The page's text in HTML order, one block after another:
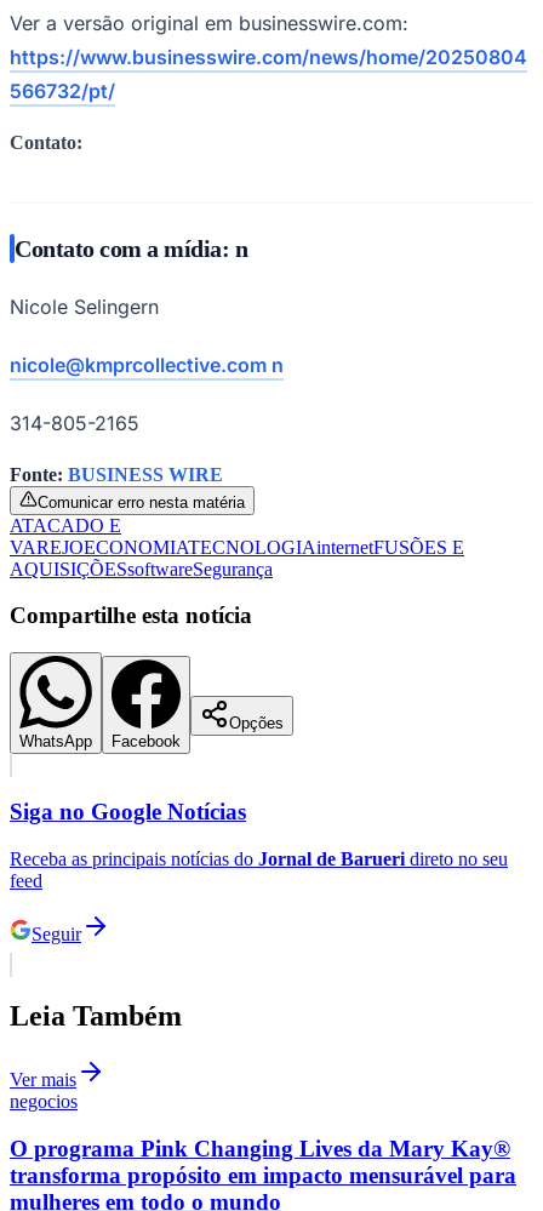
Flamengo
Ver a versão original em businesswire.com:
https://www.businesswire.com/news/home/20250804
566732/pt/
Contato:
Contato com a mídia: n
Nicole Selingern
nicole@kmprcollective.com n
314-805-2165
Fonte: BUSINESS WIRE
Comunicar erro nesta matéria
ATACADO E
VAREJOECONOMIATECNOLOGIAinternetFUSÕES E
AQUISIÇÕESsoftwareSegurança
Compartilhe esta notícia
WhatsApp Facebook
Opções
Siga no Google Notícias
Receba as principais notícias do Jornal de Barueri direto no seu
feed
Seguir
Leia Também
Ver mais
negocios
O programa Pink Changing Lives da Mary Kay®
transforma propósito em impacto mensurável para
mulheres em todo o mundo